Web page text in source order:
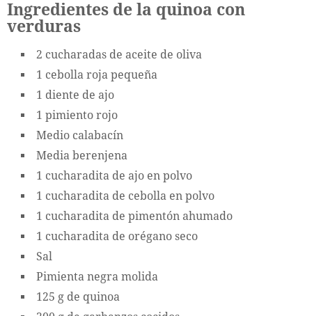
Ingredientes de la quinoa con
verduras
2 cucharadas de aceite de oliva
1 cebolla roja pequeña
1 diente de ajo
1 pimiento rojo
Medio calabacín
Media berenjena
1 cucharadita de ajo en polvo
1 cucharadita de cebolla en polvo
1 cucharadita de pimentón ahumado
1 cucharadita de orégano seco
Sal
Pimienta negra molida
125 g de quinoa